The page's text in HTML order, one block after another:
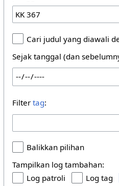
Cari judul yang diawali
Sejak tanggal (dan
Filter tag:
Balikkan pilihan
Tampilkan log tambahan:
Log patroli
Log tag